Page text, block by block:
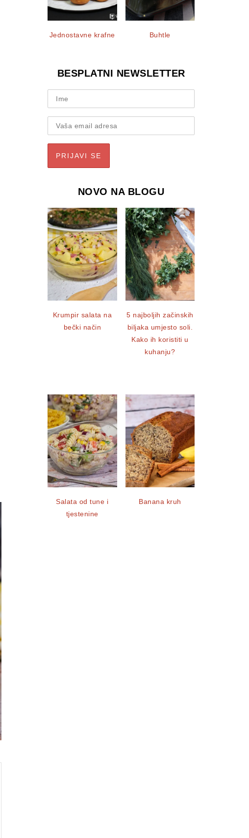
Jednostavne krafne Buhtle
BESPLATNI NEWSLETTER
NOVO NA BLOGU
Krumpir salata na
bečki način
5 najboljih začinskih
biljaka umjesto soli.
Kako ih koristiti u
kuhanju?
Salata od tune i
tjestenine
Banana kruh